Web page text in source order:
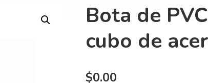
Bota de
cubo de
$0.00